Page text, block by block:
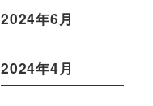
2024年6月
2024年4月